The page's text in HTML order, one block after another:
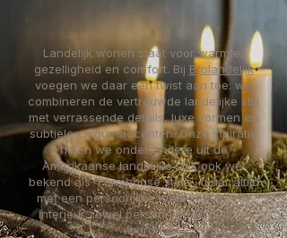
Landelijk wonen staat voor warmte,
gezelligheid en comfort. Bij Brolandelijk
voegen we daar een twist aan toe: we
combineren de vertrouwde landelijke stijl
met verrassende details, luxe vormen en
subtiele chique accenten. Onze inpiratie
halen we onder andere uit de
Amerikaanse landelijke stijl, ook wel
bekend als ´Farmhouse style´, maar altijd
met een persoonlijke toets zodat jouw
interieur zowel persoonlijk als tijdloos
wordt.